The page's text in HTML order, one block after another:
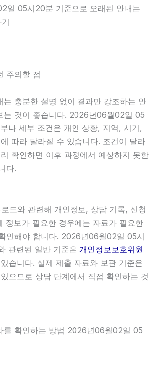
일 05시20분 기준으로 오래된 안내는
주의할 점
는 충분한 설명 없이 결과만 강조하는 안
는 것이 좋습니다. 2026년06월02일 05
나 세부 조건은 개인 상황, 지역, 시기,
따라 달라질 수 있습니다. 조건이 달라
확인하면 이후 과정에서 예상하지 못한
다.
드와 관련해 개인정보, 상담 기록, 신청
정보가 필요한 경우에는 자료가 필요한
인해야 합니다. 2026년06월02일 05시
관련된 일반 기준은 개인정보보호위원
습니다. 실제 제출 자료와 보관 기준은
으므로 상담 단계에서 직접 확인하는 것
를 확인하는 방법 2026년06월02일 05